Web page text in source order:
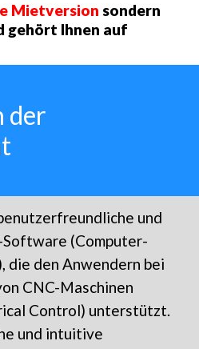
Mietversion sondern
gehört Ihnen auf
der
und
(Computer-
die den Anwendern bei
CNC-Maschinen
Control) unterstützt.
und intuitive